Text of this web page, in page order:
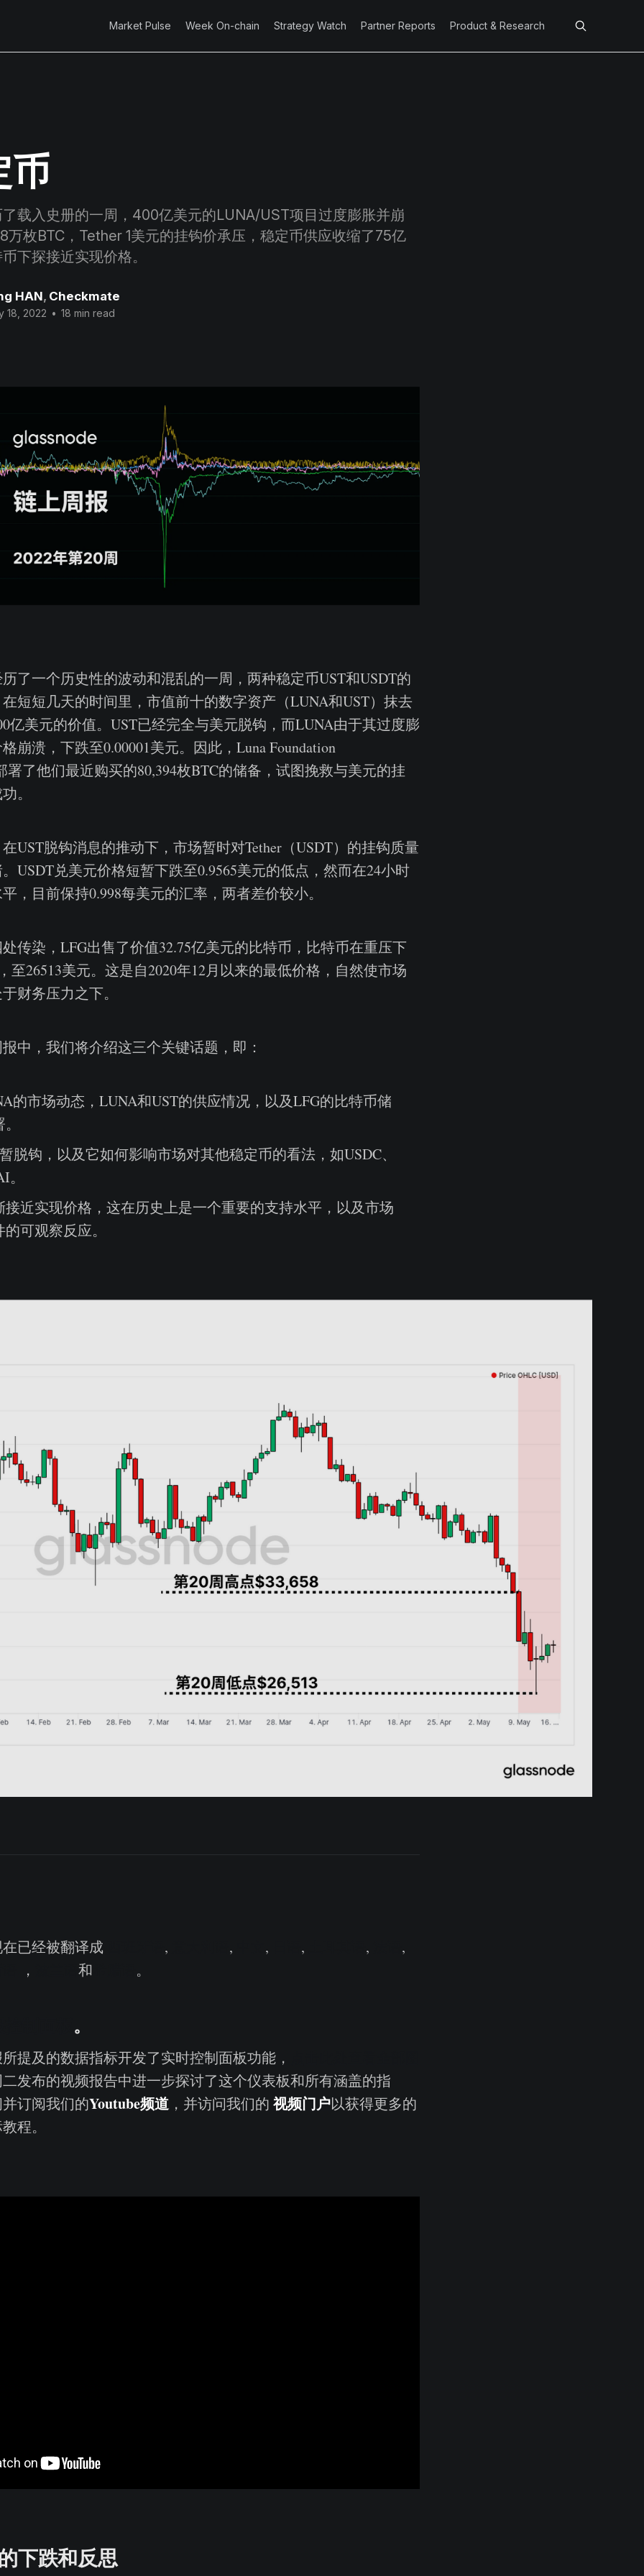
Market Pulse Week On-chain Strategy Watch Partner Reports Product & Research
币
载入史册的一周，400亿美元的LUNA/UST项目过度膨胀并崩
万枚BTC，Tether 1美元的挂钩价承压，稳定币供应收缩了75亿
下探接近实现价格。
HAN, Checkmate
18, 2022 • 18 min read
了一个历史性的波动和混乱的一周，两种稳定币UST和USDT的
短短几天的时间里，市值前十的数字资产（LUNA和UST）抹去
亿美元的价值。UST已经完全与美元脱钩，而LUNA由于其过度膨
崩溃，下跌至0.00001美元。因此，Luna Foundation
署了他们最近购买的80,394枚BTC的储备，试图挽救与美元的挂
。
UST脱钩消息的推动下，市场暂时对Tether（USDT）的挂钩质量
USDT兑美元价格短暂下跌至0.9565美元的低点，然而在24小时
，目前保持0.998每美元的汇率，两者差价较小。
传染，LFG出售了价值32.75亿美元的比特币，比特币在重压下
至26513美元。这是自2020年12月以来的最低价格，自然使市场
财务压力之下。
中，我们将介绍这三个关键话题，即：
的市场动态，LUNA和UST的供应情况，以及LFG的比特币储
脱钩，以及它如何影响市场对其他稳定币的看法，如USDC、
接近实现价格，这在历史上是一个重要的支持水平，以及市场
可观察反应。
已经被翻译成 , , , , ,
,
， 和 。
。
提及的数据指标开发了实时控制面板功能，
发布的视频报告中进一步探讨了这个仪表板和所有涵盖的指
订阅我们的Youtube频道 ，并访问我们的 视频门户以获得更多的
程。
下跌和反思